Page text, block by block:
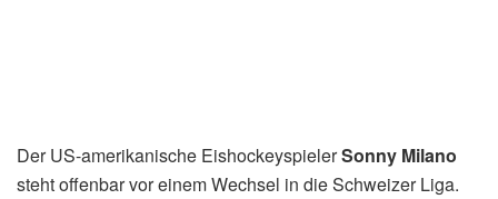
Der US-amerikanische EishockeyspielerSonny Milano
steht offenbar vor einem Wechsel in die Schweizer Liga.